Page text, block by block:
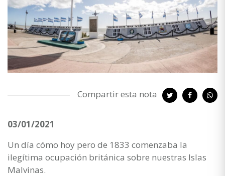
Compartir esta nota
03/01/2021
Un día cómo hoy pero de 1833 comenzaba la
ilegítima ocupación británica sobre nuestras Islas
Malvinas.